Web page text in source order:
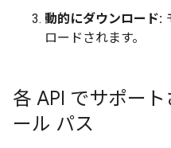
動的にダウンロード:
ロードされます。
各 API でサポー
ール パス